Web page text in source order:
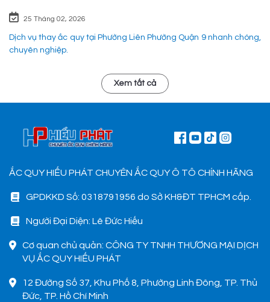
25 Tháng 02, 2026
Dịch vụ thay ắc quy tại Phường Liên Phường Quận 9 nhanh chóng,
chuyên nghiệp.
Xem tất cả
ẮC QUY HIẾU PHÁT CHUYÊN ẮC QUY Ô TÔ CHÍNH HÃNG
GPDKKD Số: 0318791956 do Sở KH&ĐT TPHCM cấp.
Người Đại Diện: Lê Đức Hiếu
Cơ quan chủ quản: CÔNG TY TNHH THƯƠNG MẠI DỊCH
VỤ ẮC QUY HIẾU PHÁT
12 Đường Số 37, Khu Phố 8, Phường Linh Đông, TP. Thủ
Đức, TP. Hồ Chí Minh